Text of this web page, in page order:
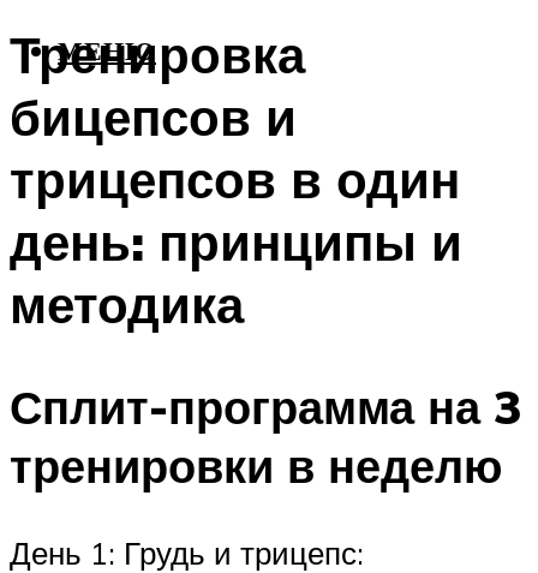
МЕНЮ
Тренировка
бицепсов и
трицепсов в один
день: принципы и
методика
Сплит-программа на 3
тренировки в неделю
День 1: Грудь и трицепс: